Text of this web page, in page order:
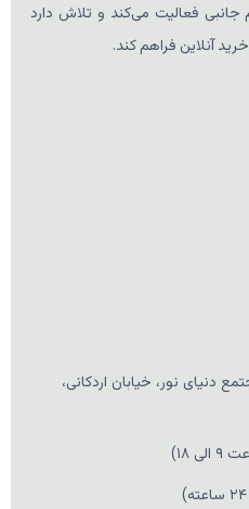
فعالیت می‌کند و تلاش دارد
آنلاین فراهم کند.
دنیای نور، خیابان اردکانی،